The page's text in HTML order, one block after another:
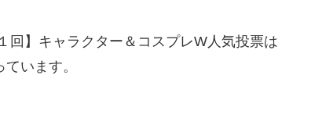
回】キャラクター＆コスプレW人気投票は
ています。